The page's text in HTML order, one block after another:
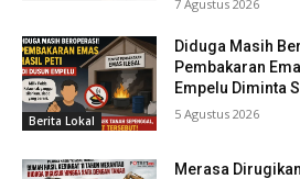
7 Agustus 2026
Berita Lokal
Diduga Masih
Pembakaran
Empelu Diminta
5 Agustus 2026
Merasa